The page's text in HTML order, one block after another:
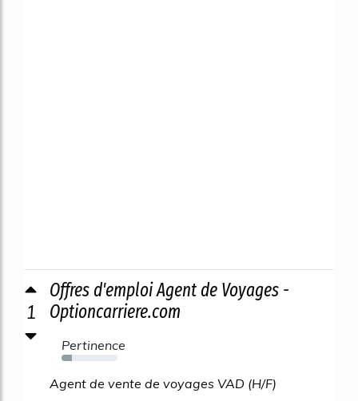
1
Offres d'emploi Agent de Voyages -
Optioncarriere.com
Pertinence
18%
Agent de vente de voyages VAD (H/F)